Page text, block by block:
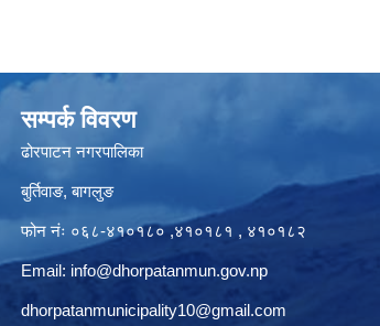
सम्पर्क विवरण
ढोरपाटन नगरपालिका
बुर्तिवाङ, बागलुङ
फोन नंः ०६८-४१०१८० ,४१०१८१ , ४१०१८२
Email: info@dhorpatanmun.gov.np
dhorpatanmunicipality10@gmail.com